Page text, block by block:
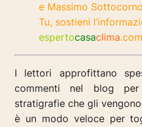
e Massimo
Tu, sostieni
espertocasaclima
I lettori approfittano
commenti nel blog
stratigrafie che gli
è un modo veloce per